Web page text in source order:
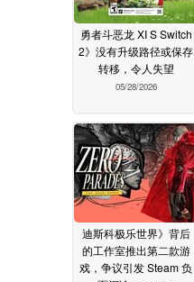
勇者斗恶龙 XI S Switch
2》没有升级路径或保存
转移，令人失望
05/28/2026
迪斯科极乐世界》背后
的工作室推出第二款游
戏，争议引发 Steam 负